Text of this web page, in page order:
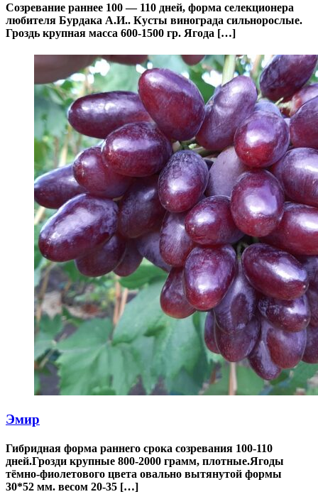
Созревание раннее 100 — 110 дней, форма селекционера
любителя Бурдака А.И.. Кусты винограда сильнорослые.
Гроздь крупная масса 600-1500 гр. Ягода […]
Эмир
Гибридная форма раннего срока созревания 100-110
дней.Грозди крупные 800-2000 грамм, плотные.Ягоды
тёмно-фиолетового цвета овально вытянутой формы
30*52 мм. весом 20-35 […]